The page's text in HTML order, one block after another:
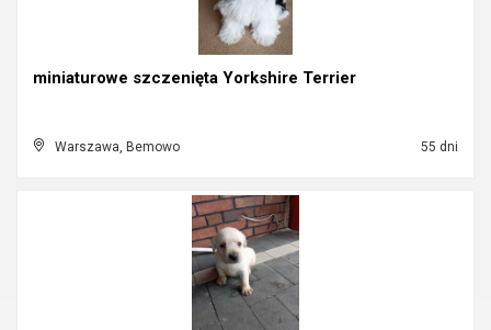
miniaturowe szczenięta Yorkshire Terrier
Warszawa, Bemowo 55 dni